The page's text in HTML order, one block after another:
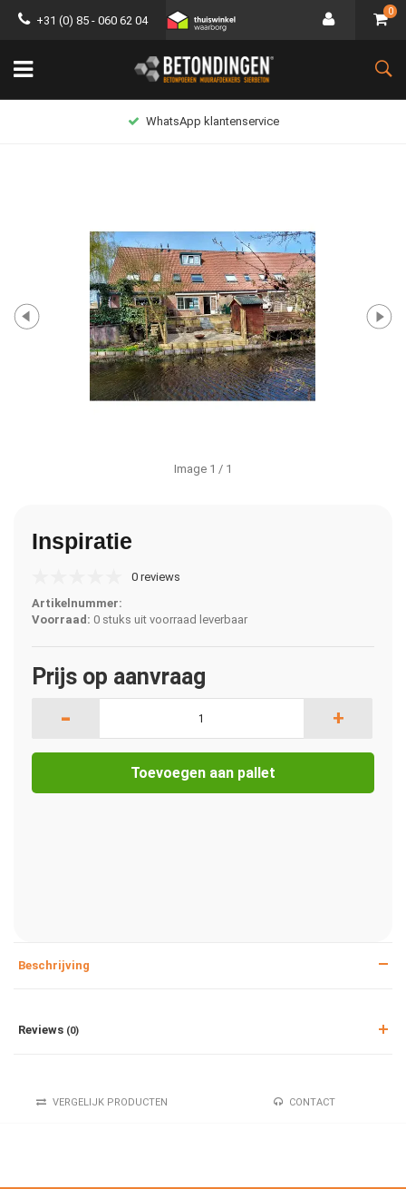
+31 (0) 85 - 060 62 04
0
WhatsApp klantenservice
Image 1 / 1
Inspiratie
0 reviews
Artikelnummer:
Voorraad: 0 stuks uit voorraad leverbaar
Prijs op aanvraag
- +
Toevoegen aan pallet
Beschrijving
Reviews (0)
VERGELIJK PRODUCTEN CONTACT